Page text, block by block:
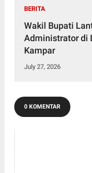
BERITA
Wakil Bupati
Administrator di
Kampar
July 27, 2026
0 KOMENTAR